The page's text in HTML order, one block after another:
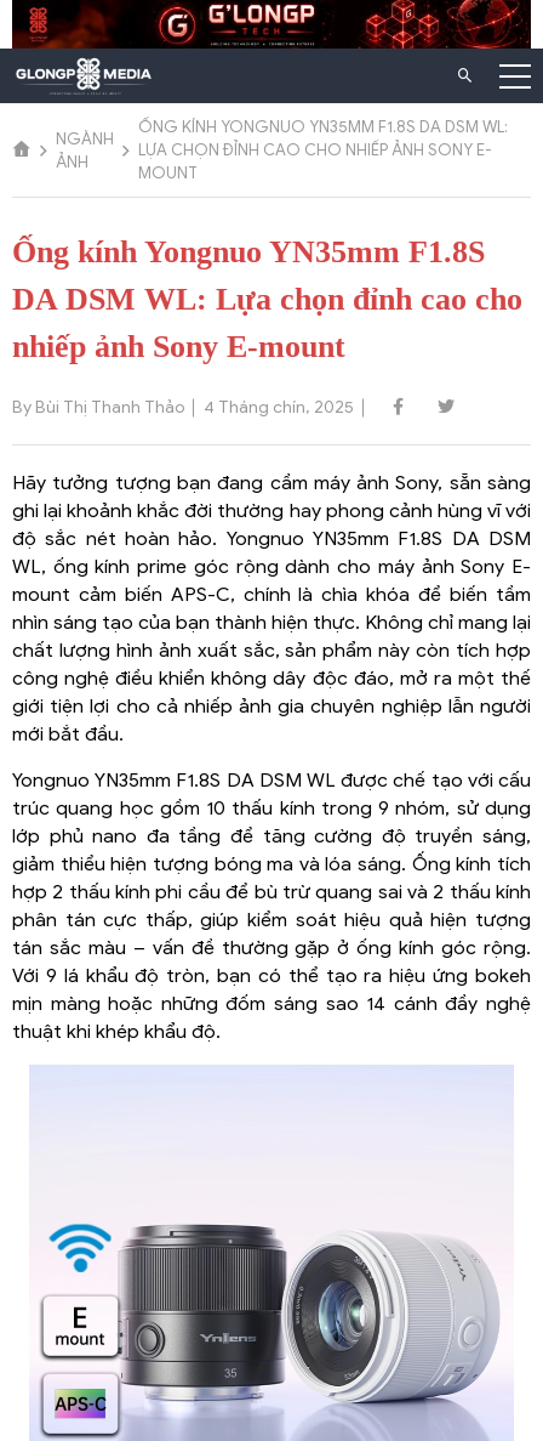
Chuyển
đến
dung
NGÀNH
ẢNH
ỐNG KÍNH YONGNUO YN35MM F1.8S DA DSM WL:
LỰA CHỌN ĐỈNH CAO CHO NHIẾP ẢNH SONY E-
MOUNT
Ống kính Yongnuo YN35mm F1.8S
DA DSM WL: Lựa chọn đỉnh cao cho
nhiếp ảnh Sony E-mount
By Bùi Thị Thanh Thảo 4 Tháng chín, 2025
Hãy tưởng tượng bạn đang cầm máy ảnh Sony, sẵn sàng
ghi lại khoảnh khắc đời thường hay phong cảnh hùng vĩ với
độ sắc nét hoàn hảo. Yongnuo YN35mm F1.8S DA DSM
WL, ống kính prime góc rộng dành cho máy ảnh Sony E-
mount cảm biến APS-C, chính là chìa khóa để biến tầm
nhìn sáng tạo của bạn thành hiện thực. Không chỉ mang lại
chất lượng hình ảnh xuất sắc, sản phẩm này còn tích hợp
công nghệ điều khiển không dây độc đáo, mở ra một thế
giới tiện lợi cho cả nhiếp ảnh gia chuyên nghiệp lẫn người
mới bắt đầu.
Yongnuo YN35mm F1.8S DA DSM WL được chế tạo với cấu
trúc quang học gồm 10 thấu kính trong 9 nhóm, sử dụng
lớp phủ nano đa tầng để tăng cường độ truyền sáng,
giảm thiểu hiện tượng bóng ma và lóa sáng. Ống kính tích
hợp 2 thấu kính phi cầu để bù trừ quang sai và 2 thấu kính
phân tán cực thấp, giúp kiểm soát hiệu quả hiện tượng
tán sắc màu – vấn đề thường gặp ở ống kính góc rộng.
Với 9 lá khẩu độ tròn, bạn có thể tạo ra hiệu ứng bokeh
mịn màng hoặc những đốm sáng sao 14 cánh đầy nghệ
thuật khi khép khẩu độ.